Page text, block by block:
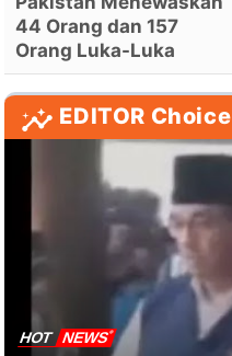
44 Orang dan 157
Orang Luka-Luka
EDITOR Choice
HOT NEWS